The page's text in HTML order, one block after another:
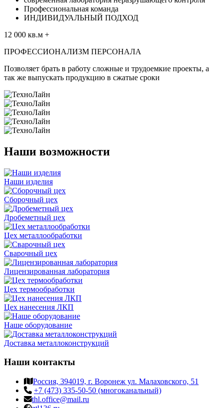
Профессиональная команда
ИНДИВИДУАЛЬНЫЙ ПОДХОД
12 000 кв.м +
ПРОФЕССИОНАЛИЗМ ПЕРСОНАЛА
Позволяет брать в работу сложные и трудоемкие проекты, а
так же выпускать продукцию в сжатые сроки
Наши возможности
Наши изделия
Сборочный цех
Дробеметный цех
Цех металлообработки
Сварочный цех
Лицензированная лаборатория
Цех термообработки
Цех нанесения ЛКП
Наше оборудование
Доставка металлоконструкций
Наши контакты
Россия, 394019, г. Воронеж ул. Малаховского, 51
+7 (473) 335-50-50 (многоканальный)
thl.office@mail.ru